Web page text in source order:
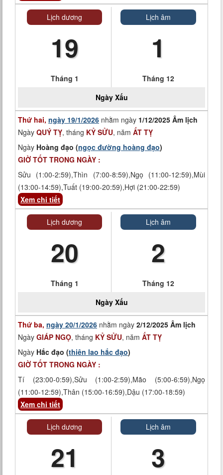
Lịch dương
19
Tháng 1
Lịch âm
1
Tháng 12
Ngày Xấu
Thứ hai, ngày 19/1/2026 nhằm ngày 1/12/2025 Âm lịch
Ngày QUÝ TỴ, tháng KỶ SỬU, năm ẤT TỴ
Ngày Hoàng đạo (ngọc đường hoàng đạo)
GIỜ TỐT TRONG NGÀY :
Sửu (1:00-2:59),Thìn (7:00-8:59),Ngọ (11:00-12:59),Mùi
(13:00-14:59),Tuất (19:00-20:59),Hợi (21:00-22:59)
Xem chi tiết
Lịch dương
20
Tháng 1
Lịch âm
2
Tháng 12
Ngày Xấu
Thứ ba, ngày 20/1/2026 nhằm ngày 2/12/2025 Âm lịch
Ngày GIÁP NGỌ, tháng KỶ SỬU, năm ẤT TỴ
Ngày Hắc đạo (thiên lao hắc đạo)
GIỜ TỐT TRONG NGÀY :
Tí (23:00-0:59),Sửu (1:00-2:59),Mão (5:00-6:59),Ngọ
(11:00-12:59),Thân (15:00-16:59),Dậu (17:00-18:59)
Xem chi tiết
Lịch dương
21
Lịch âm
3